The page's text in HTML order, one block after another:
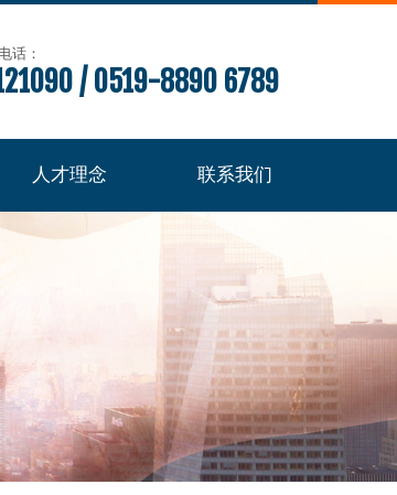
话：
/ 0519-8890 6789
人才理念
人才理念 联系我们